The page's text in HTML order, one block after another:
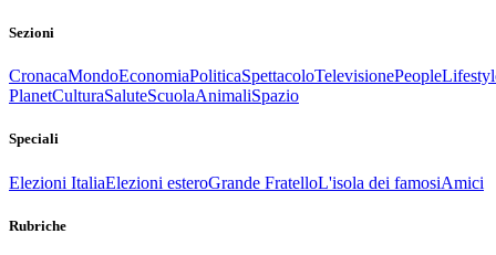
Sezioni
CronacaMondoEconomiaPoliticaSpettacoloTelevisionePeople
PlanetCulturaSaluteScuolaAnimaliSpazio
Speciali
Elezioni ItaliaElezioni esteroGrande FratelloL'isola dei famosiAmici
Rubriche